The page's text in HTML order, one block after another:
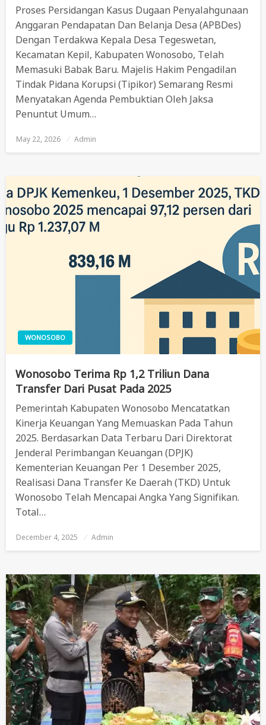
Proses Persidangan Kasus Dugaan Penyalahgunaan
Anggaran Pendapatan Dan Belanja Desa (APBDes)
Dengan Terdakwa Kepala Desa Tegeswetan,
Kecamatan Kepil, Kabupaten Wonosobo, Telah
Memasuki Babak Baru. Majelis Hakim Pengadilan
Tindak Pidana Korupsi (Tipikor) Semarang Resmi
Menyatakan Agenda Pembuktian Oleh Jaksa
Penuntut Umum…
Posted
On
May 22, 2026 Admin
WONOSOBO
Wonosobo Terima Rp 1,2 Triliun Dana
Transfer Dari Pusat Pada 2025
Pemerintah Kabupaten Wonosobo Mencatatkan
Kinerja Keuangan Yang Memuaskan Pada Tahun
2025. Berdasarkan Data Terbaru Dari Direktorat
Jenderal Perimbangan Keuangan (DPJK)
Kementerian Keuangan Per 1 Desember 2025,
Realisasi Dana Transfer Ke Daerah (TKD) Untuk
Wonosobo Telah Mencapai Angka Yang Signifikan.
Total…
Posted
December 4, 2025 Admin